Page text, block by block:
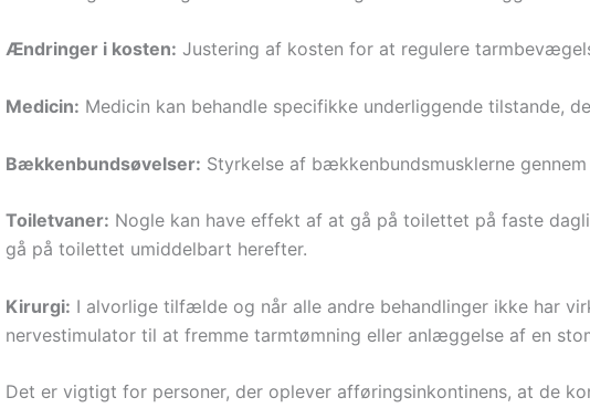
Ændringer i kosten: Justering af kosten for at regulere
Medicin: Medicin kan behandle specifikke underliggende tilstande,
Bækkenbundsøvelser: Styrkelse af bækkenbundsmusklerne
Toiletvaner: Nogle kan have effekt af at gå på toilettet på faste
gå på toilettet umiddelbart herefter.
Kirurgi: I alvorlige tilfælde og når alle andre behandlinger ikke har
nervestimulator til at fremme tarmtømning eller anlæggelse af en
Det er vigtigt for personer, der oplever afføringsinkontinens, at de